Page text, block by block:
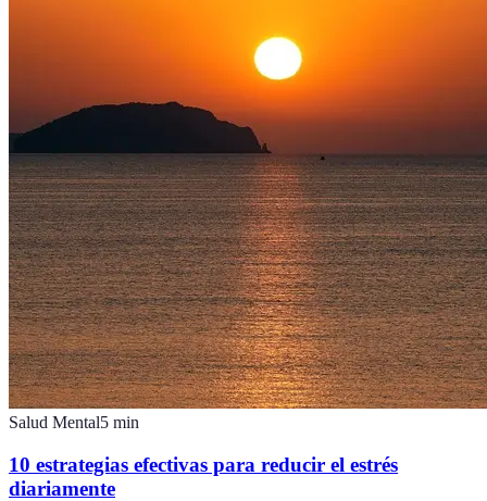
Salud Mental5 min
10 estrategias efectivas para reducir el estrés
diariamente